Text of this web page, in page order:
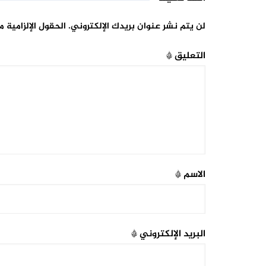
لن يتم نشر عنوان بريدك الإلكتروني. الحقول الإلزامية
التعليق*
الاسم*
البريد الإلكتروني*